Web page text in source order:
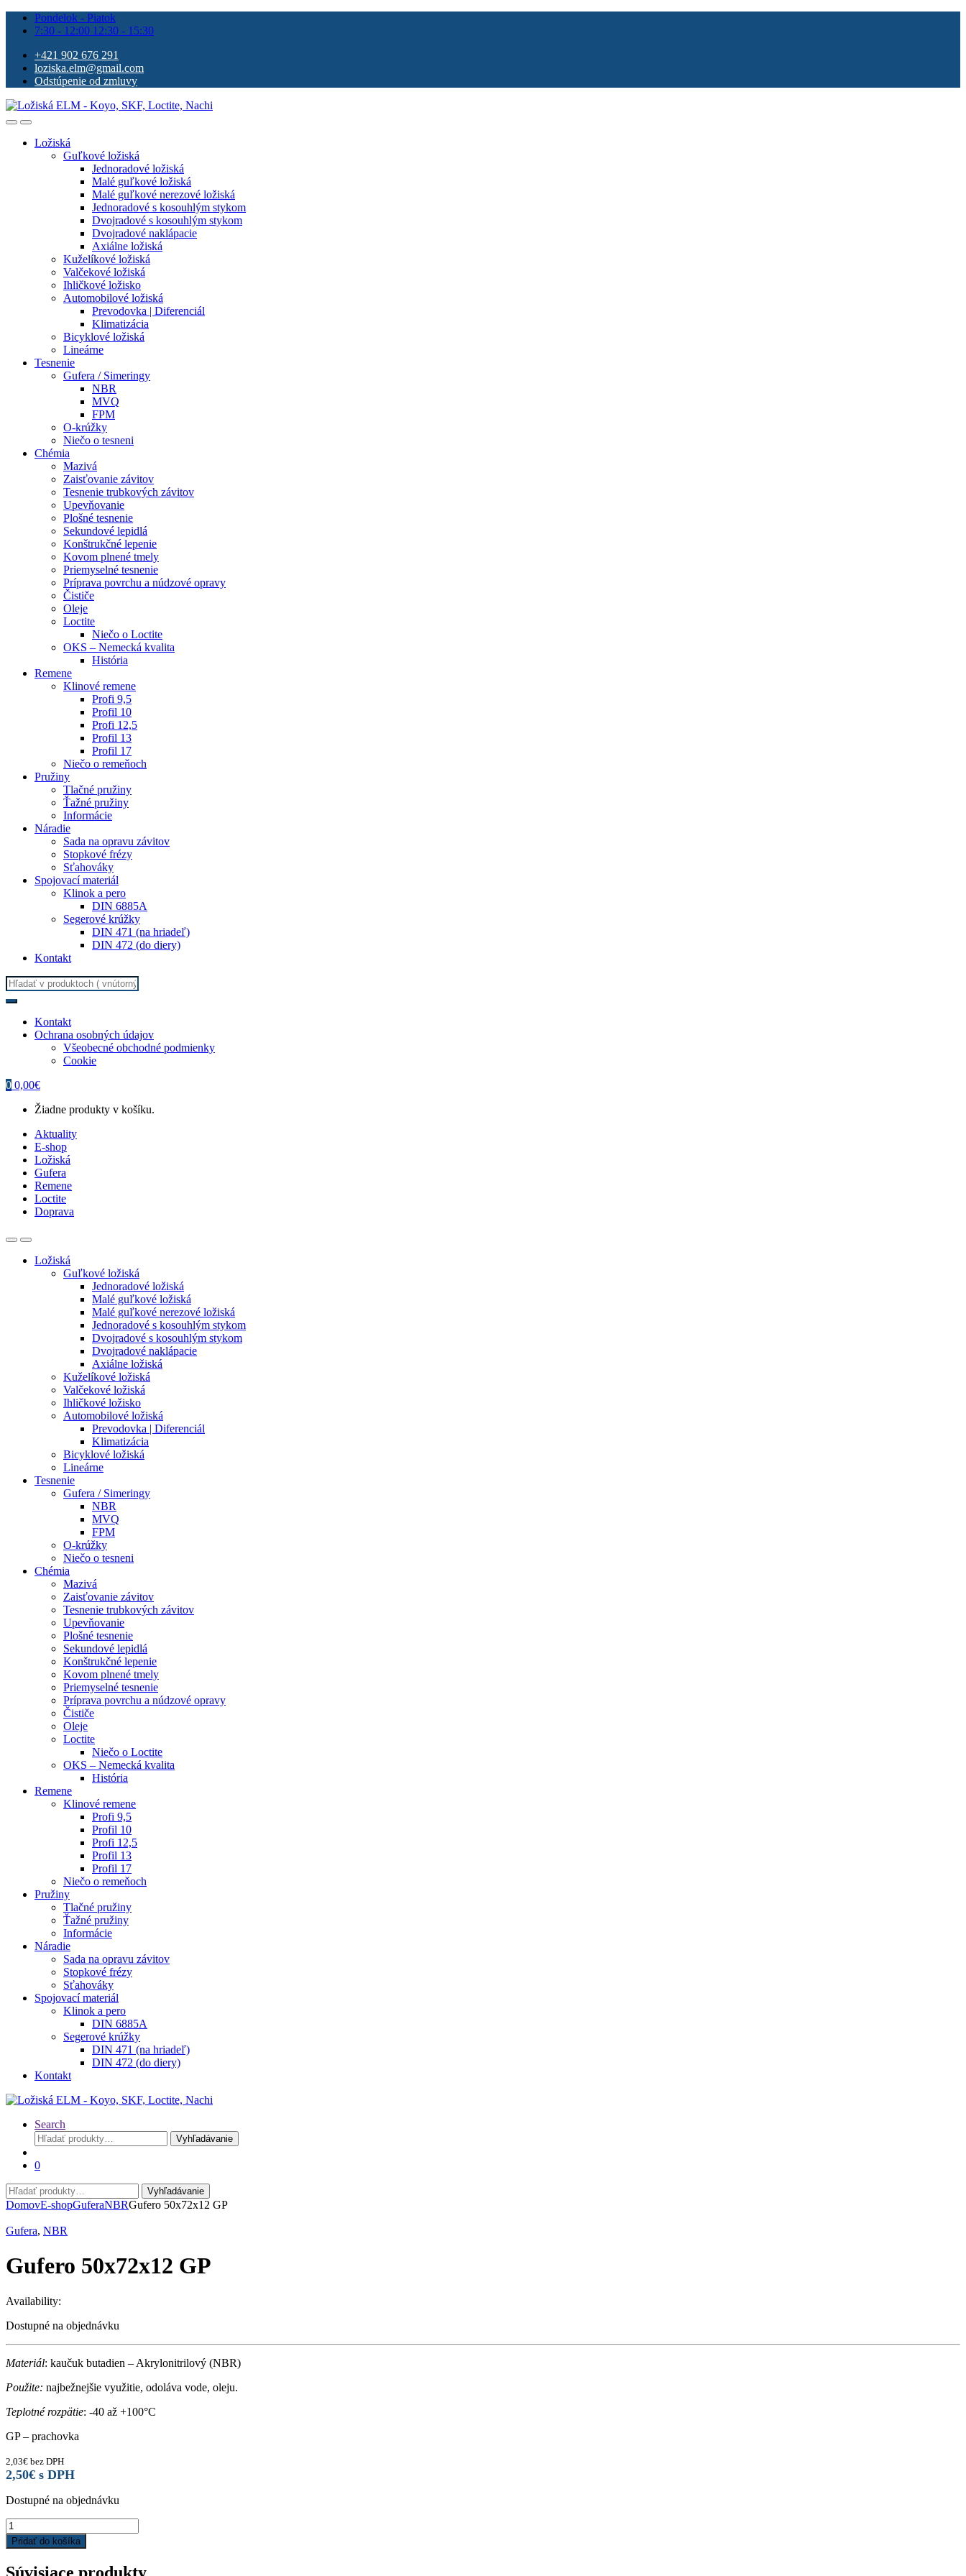
Pondelok - Piatok
7:30 - 12:00 12:30 - 15:30
+421 902 676 291
loziska.elm@gmail.com
Odstúpenie od zmluvy
Ložiská
Guľkové ložiská
Jednoradové ložiská
Malé guľkové ložiská
Malé guľkové nerezové ložiská
Jednoradové s kosouhlým stykom
Dvojradové s kosouhlým stykom
Dvojradové naklápacie
Axiálne ložiská
Kuželíkové ložiská
Valčekové ložiská
Ihličkové ložisko
Automobilové ložiská
Prevodovka | Diferenciál
Klimatizácia
Bicyklové ložiská
Lineárne
Tesnenie
Gufera / Simeringy
NBR
MVQ
FPM
O-krúžky
Niečo o tesneni
Chémia
Mazivá
Zaisťovanie závitov
Tesnenie trubkových závitov
Upevňovanie
Plošné tesnenie
Sekundové lepidlá
Konštrukčné lepenie
Kovom plnené tmely
Priemyselné tesnenie
Príprava povrchu a núdzové opravy
Čističe
Oleje
Loctite
Niečo o Loctite
OKS – Nemecká kvalita
História
Remene
Klinové remene
Profi 9,5
Profil 10
Profi 12,5
Profil 13
Profil 17
Niečo o remeňoch
Pružiny
Tlačné pružiny
Ťažné pružiny
Informácie
Náradie
Sada na opravu závitov
Stopkové frézy
Sťahováky
Spojovací materiál
Klinok a pero
DIN 6885A
Segerové krúžky
DIN 471 (na hriadeľ)
DIN 472 (do diery)
Kontakt
Search
for:
Kontakt
Ochrana osobných údajov
Všeobecné obchodné podmienky
Cookie
0 0,00€
Žiadne produkty v košíku.
Aktuality
E-shop
Ložiská
Gufera
Remene
Loctite
Doprava
Ložiská
Guľkové ložiská
Jednoradové ložiská
Malé guľkové ložiská
Malé guľkové nerezové ložiská
Jednoradové s kosouhlým stykom
Dvojradové s kosouhlým stykom
Dvojradové naklápacie
Axiálne ložiská
Kuželíkové ložiská
Valčekové ložiská
Ihličkové ložisko
Automobilové ložiská
Prevodovka | Diferenciál
Klimatizácia
Bicyklové ložiská
Lineárne
Tesnenie
Gufera / Simeringy
NBR
MVQ
FPM
O-krúžky
Niečo o tesneni
Chémia
Mazivá
Zaisťovanie závitov
Tesnenie trubkových závitov
Upevňovanie
Plošné tesnenie
Sekundové lepidlá
Konštrukčné lepenie
Kovom plnené tmely
Priemyselné tesnenie
Príprava povrchu a núdzové opravy
Čističe
Oleje
Loctite
Niečo o Loctite
OKS – Nemecká kvalita
História
Remene
Klinové remene
Profi 9,5
Profil 10
Profi 12,5
Profil 13
Profil 17
Niečo o remeňoch
Pružiny
Tlačné pružiny
Ťažné pružiny
Informácie
Náradie
Sada na opravu závitov
Stopkové frézy
Sťahováky
Spojovací materiál
Klinok a pero
DIN 6885A
Segerové krúžky
DIN 471 (na hriadeľ)
DIN 472 (do diery)
Kontakt
Search
Hľadať:
Vyhľadávanie
0
Hľadať:
Vyhľadávanie
DomovE-shopGuferaNBRGufero 50x72x12 GP
Gufera, NBR
Gufero 50x72x12 GP
Availability:
Dostupné na objednávku
Materiál: kaučuk butadien – Akrylonitrilový (NBR)
Použite: najbežnejšie využitie, odoláva vode, oleju.
Teplotné rozpätie: -40 až +100°C
GP – prachovka
2,03€ bez DPH
2,50€ s DPH
Dostupné na objednávku
Gufero
50x72x12
GP
Pridať do košíka
Súvisiace produkty